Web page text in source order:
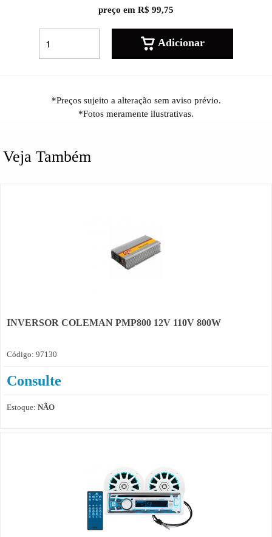
preço em R$ 99,75
Adicionar
*Preços sujeito a alteração sem aviso prévio.
*Fotos meramente ilustrativas.
Veja Também
INVERSOR COLEMAN PMP800 12V 110V 800W
Código: 97130
Consulte
Estoque: NÃO